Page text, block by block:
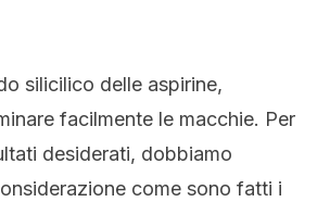
silicilico delle aspirine,
facilmente le macchie. Per
desiderati, dobbiamo
come sono fatti i